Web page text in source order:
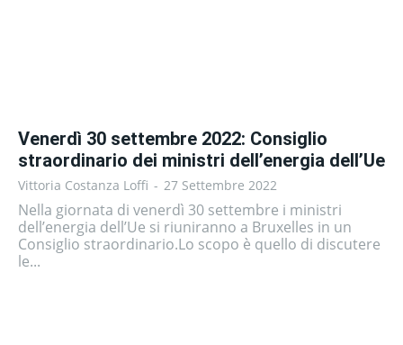
Venerdì 30 settembre 2022: Consiglio
straordinario dei ministri dell’energia dell’Ue
Vittoria Costanza Loffi - 27 Settembre 2022
Nella giornata di venerdì 30 settembre i ministri
dell’energia dell’Ue si riuniranno a Bruxelles in un
Consiglio straordinario.Lo scopo è quello di discutere
le...